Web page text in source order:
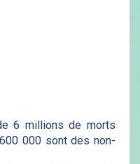
6 millions de morts
000 sont des non-